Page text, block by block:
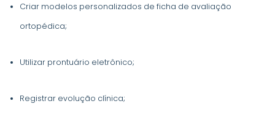
Criar modelos personalizados de ficha de avaliação
ortopédica;
Utilizar prontuário eletrônico;
Registrar evolução clínica;